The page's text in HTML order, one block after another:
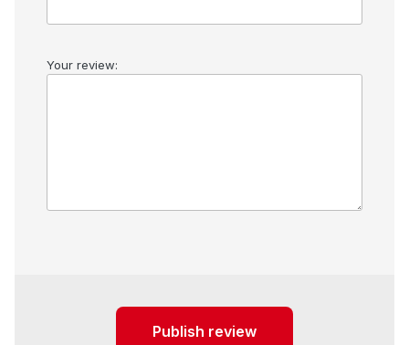
Your review:
Publish review